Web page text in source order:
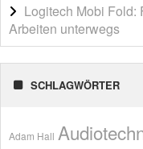
Logitech Mobi Fold:
Arbeiten unterwegs
SCHLAGWÖRTER
Adam Hall